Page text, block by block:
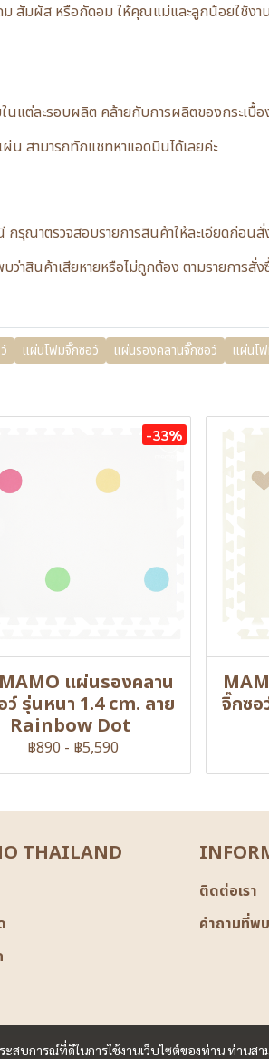
ม สัมผัส หรือกัดอม ให้คุณแม่และลูกน้อยใช้งา
แต่ละรอบผลิต คล้ายกับการผลิตของกระเบื้
น สามารถทักแชทหาแอดมินได้เลยค่ะ
ณาตรวจสอบรายการสินค้าให้ละเอียดก่อนสั่
ว่าสินค้าเสียหายหรือไม่ถูกต้อง ตามรายกา
แผ่นโฟมจิ๊กซอว์ แผ่นรองคลานจิ๊กซอว์ แผ่นโ
-33%
แผ่นรองคลาน
ว์ รุ่นหนา 1.4 cm. ลาย
Rainbow Dot
฿890 - ฿5,590
จิ๊กซอ
บการณ์ที่ดีในการใช้งานเว็บไซต์ของท่าน ท่านสา
THAILAND
ติดต่อเรา
คำถามที่พ